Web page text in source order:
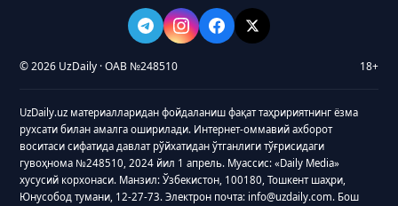
© 2026 UzDaily · ОАВ №248510 18+
UzDaily.uz материалларидан фойдаланиш фақат таҳририятнинг ёзма
рухсати билан амалга оширилади. Интернет-оммавий ахборот
воситаси сифатида давлат рўйхатидан ўтганлиги тўғрисидаги
гувоҳнома №248510, 2024 йил 1 апрель. Муассис: «Daily Media»
хусусий корхонаси. Манзил: Ўзбекистон, 100180, Тошкент шаҳри,
Юнусобод тумани, 12-27-73. Электрон почта: info@uzdaily.com. Бош